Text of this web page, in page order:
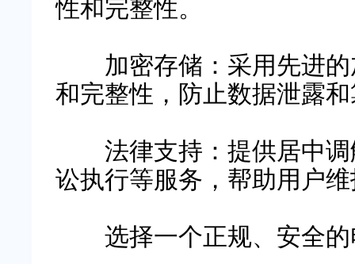
加密存储：采用先进的
和完整性，防止数据泄露
法律支持：提供居中调
讼执行等服务，帮助用户
选择一个正规、安全的